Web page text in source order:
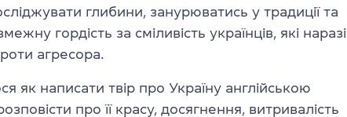
глибини, занурюватись у традиції та
гордість за сміливість українців, які наразі
агресора.
як написати твір про Україну англійською
про її красу, досягнення, витривалість